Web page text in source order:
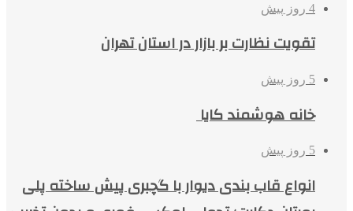
4 روز پیش
تقویت نظارت بر بازار در استان تهران
5 روز پیش
خانه هوشمند کایا
5 روز پیش
انواع قاب بندی دیوار با گچبری پیش ساخته پلی